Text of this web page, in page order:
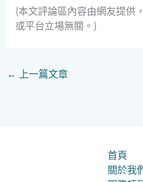
(本文評論區內容由網友提供
或平台立場無關。)
← 上一篇文章
首頁
關於我